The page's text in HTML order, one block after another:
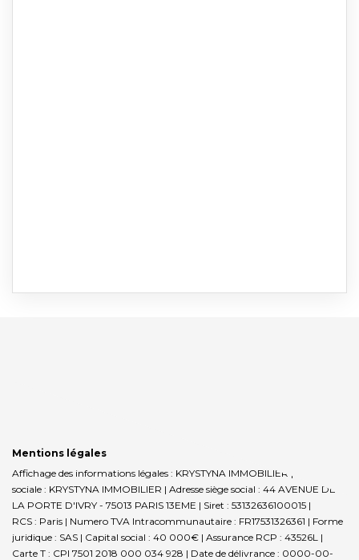
Mentions légales
Affichage des informations légales : KRYSTYNA IMMOBILIER | Raison
sociale : KRYSTYNA IMMOBILIER | Adresse siège social : 44 AVENUE DE
LA PORTE D'IVRY - 75013 PARIS 13EME | Siret : 53132636100015 |
RCS : Paris | Numero TVA Intracommunautaire : FR17531326361 | Forme
juridique : SAS | Capital social : 40 000€ | Assurance RCP : 43526L |
Carte T : CPI 7501 2018 000 034 928 | Date de délivrance : 0000-00-